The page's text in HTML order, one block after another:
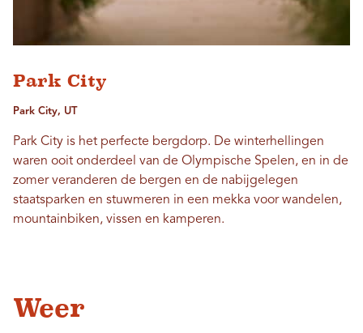
Park City
Park City, UT
Park City is het perfecte bergdorp. De winterhellingen
waren ooit onderdeel van de Olympische Spelen, en in de
zomer veranderen de bergen en de nabijgelegen
staatsparken en stuwmeren in een mekka voor wandelen,
mountainbiken, vissen en kamperen.
Weer